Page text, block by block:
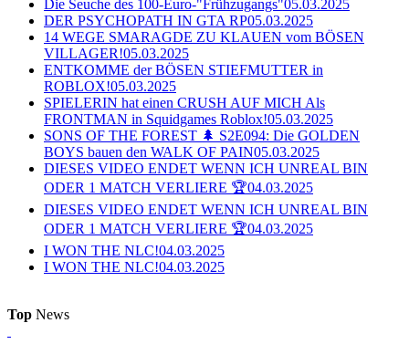
Die Seuche des 100-Euro-"Frühzugangs"05.03.2025
DER PSYCHOPATH IN GTA RP05.03.2025
14 WEGE SMARAGDE ZU KLAUEN vom BÖSEN
VILLAGER!05.03.2025
ENTKOMME der BÖSEN STIEFMUTTER in
ROBLOX!05.03.2025
SPIELERIN hat einen CRUSH AUF MICH Als
FRONTMAN in Squidgames Roblox!05.03.2025
SONS OF THE FOREST 🌲 S2E094: Die GOLDEN
BOYS bauen den WALK OF PAIN05.03.2025
DIESES VIDEO ENDET WENN ICH UNREAL BIN
ODER 1 MATCH VERLIERE 🏆04.03.2025
DIESES VIDEO ENDET WENN ICH UNREAL BIN
ODER 1 MATCH VERLIERE 🏆04.03.2025
I WON THE NLC!04.03.2025
I WON THE NLC!04.03.2025
Top News